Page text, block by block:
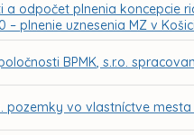
a odpočet plnenia koncepcie
plnenie uznesenia MZ v
BPMK, s.r.o.
pozemky vo vlastníctve mesta